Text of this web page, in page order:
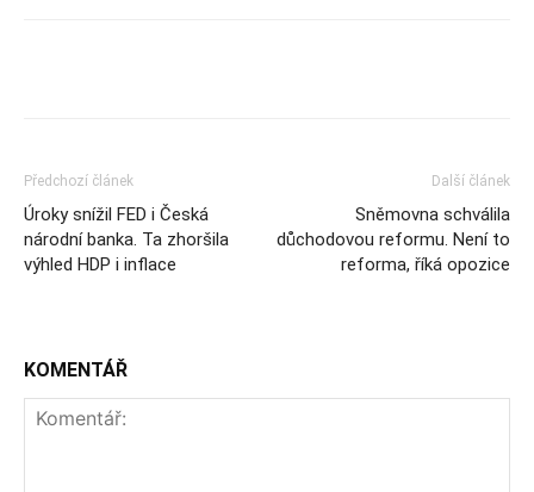
Předchozí článek
Úroky snížil FED i Česká
národní banka. Ta zhoršila
výhled HDP i inflace
Další článek
Sněmovna schválila
důchodovou reformu. Není to
reforma, říká opozice
KOMENTÁŘ